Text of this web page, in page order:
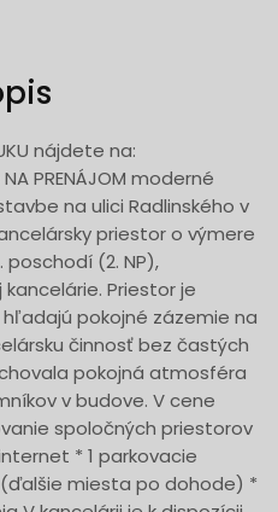
nájdete na:
PRENÁJOM moderné
na ulici Radlinského v
priestor o výmere
poschodí (2. NP),
Priestor je
pokojné zázemie na
činnosť bez častých
pokojná atmosféra
v budove. V cene
spoločných priestorov
* 1 parkovacie
miesta po dohode) *